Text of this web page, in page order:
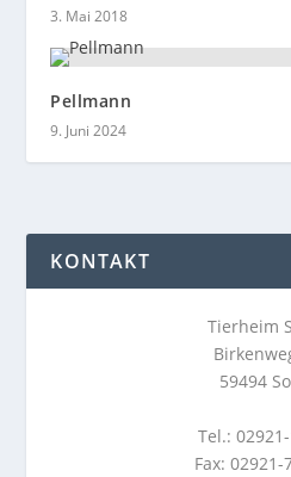
3. Mai 2018
Pellmann
9. Juni 2024
KONTAKT
Tierheim
59494
Tel.:
Fax: 02921-